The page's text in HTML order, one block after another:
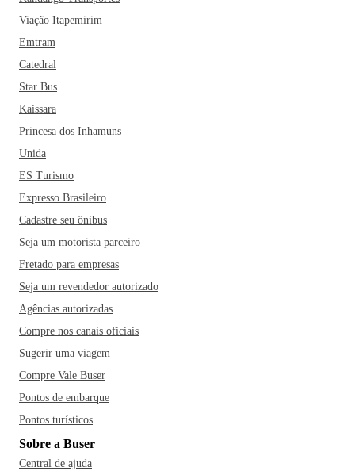
Viação Itapemirim
Emtram
Catedral
Star Bus
Kaissara
Princesa dos Inhamuns
Unida
ES Turismo
Expresso Brasileiro
Cadastre seu ônibus
Seja um motorista parceiro
Fretado para empresas
Seja um revendedor autorizado
Agências autorizadas
Compre nos canais oficiais
Sugerir uma viagem
Compre Vale Buser
Pontos de embarque
Pontos turísticos
Sobre a Buser
Central de ajuda